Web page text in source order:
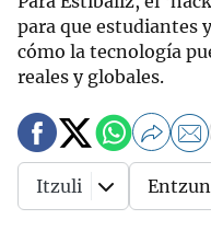
para que estudiantes
cómo la tecnología
reales y globales.
Itzuli Entzun